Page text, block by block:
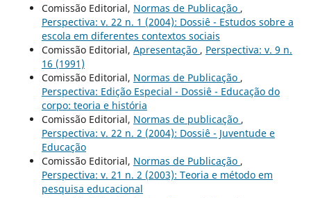
Comissão Editorial, Normas de Publicação ,
Perspectiva: v. 22 n. 1 (2004): Dossiê - Estudos sobre a
escola em diferentes contextos sociais
Comissão Editorial, Apresentação , Perspectiva: v. 9 n.
16 (1991)
Comissão Editorial, Normas de Publicação ,
Perspectiva: Edição Especial - Dossiê - Educação do
corpo: teoria e história
Comissão Editorial, Normas de publicação ,
Perspectiva: v. 22 n. 2 (2004): Dossiê - Juventude e
Educação
Comissão Editorial, Normas de Publicação ,
Perspectiva: v. 21 n. 2 (2003): Teoria e método em
pesquisa educacional